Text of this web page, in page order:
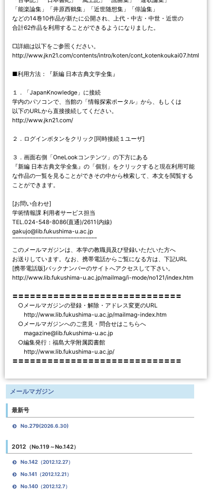
「能楽論集」「井原西鶴集」「近世随想集」「俳論集」
などの14巻10作品が新たに公開され、上代・中古・中世・近世の
合計62作品を利用することができるようになりました。
□詳細は以下をご参照ください。
http://www.jkn21.com/contents/intro/koten/cont_kotenkoukai07.html
■利用方法：『新編 日本古典文学全集』
１．「JapanKnowledge」に接続
学内のパソコンで、当館の「情報探索ポータル」から、もしくは
以下のURLから直接接続してください。
http://www.jkn21.com/
２．ログインボタンをクリック[同時接続１ユーザ]
３．画面右側「OneLookコンテンツ」の下方にある
『新編 日本古典文学全集』の「個別」をクリックすると現在利用可能
な作品の一覧を見ることができその中から検索して、本文を閲覧する
ことができます。
[お問い合わせ]
学術情報課 利用者サービス担当
TEL.024-548-8086(直通)/2611(内線)
gakujo@lib.fukushima-u.ac.jp
‾‾‾‾‾‾‾‾‾‾‾‾‾‾‾‾‾‾‾‾‾‾‾‾‾‾‾‾‾
このメールマガジンは、本学の教職員及び登録いただいた方へ
お送りしています。なお、携帯電話からご覧になる方は、下記URL
[携帯電話版]バックナンバーのサイトへアクセスして下さい。
http://www.lib.fukushima-u.ac.jp/mailmag/i-mode/no121/index.htm
〓〓〓〓〓〓〓〓〓〓〓〓〓〓〓〓〓〓〓〓〓〓〓〓〓〓〓〓〓
○メールマガジンの登録・解除・アドレス変更のURL
http://www.lib.fukushima-u.ac.jp/mailmag-index.htm
○メールマガジンへのご意見・問合せはこちらへ
magazine@lib.fukushima-u.ac.jp
○編集発行：福島大学附属図書館
http://www.lib.fukushima-u.ac.jp/
〓〓〓〓〓〓〓〓〓〓〓〓〓〓〓〓〓〓〓〓〓〓〓〓〓〓〓〓〓
メールマガジン
最新号
No.279(2026.6.30)
2012 （No.119～No.142）
No.142 （2012.12.27）
No.141 （2012.12.21）
No.140（2012.12.7）